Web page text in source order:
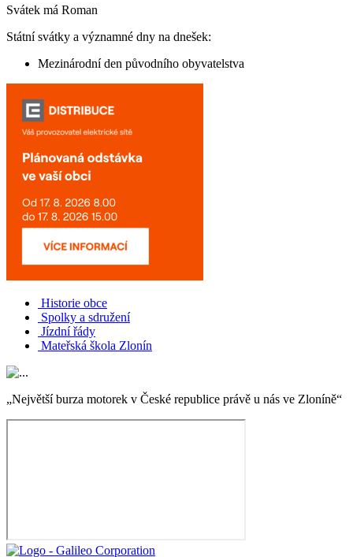
Svátek má Roman
Státní svátky a významné dny na dnešek:
Mezinárodní den původního obyvatelstva
Historie obce
Spolky a sdružení
Jízdní řády
Mateřská škola Zlonín
„Největší burza motorek v České republice právě u nás ve Zloníně“